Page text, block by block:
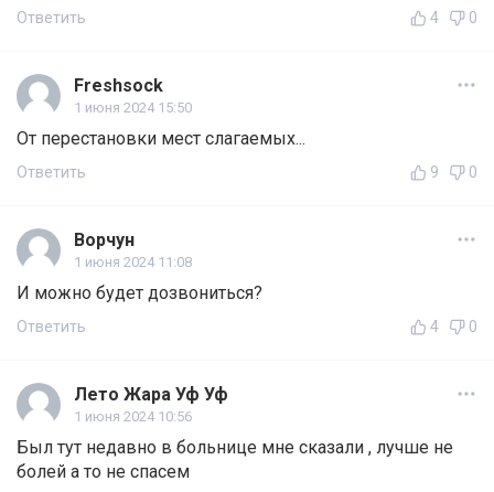
Ответить 4 0
Freshsock
1 июня 2024 15:50
От перестановки мест слагаемых...
Ответить 9 0
Ворчун
1 июня 2024 11:08
И можно будет дозвониться?
Ответить 4 0
Лето Жара Уф Уф
1 июня 2024 10:56
Был тут недавно в больнице мне сказали , лучше не
болей а то не спасем